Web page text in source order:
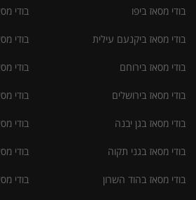
בודי מסאז ביפו
בודי מסאז ביקנעם עילית
בודי מסאז בירוחם
בודי מסאז בירושלים
בודי מסאז בגן יבנה
בודי מסאז בגני תקוה
בודי מסאז בהוד השרון
בודי
בודי
בודי
בודי
בודי
בודי
בודי